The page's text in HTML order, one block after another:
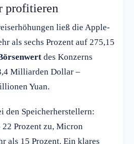
profitieren
ließ die Apple-
als sechs Prozent auf 275,15
des Konzerns
Milliarden Dollar –
Yuan.
den Speicherherstellern:
Prozent zu, Micron
als 15 Prozent. Ein klares